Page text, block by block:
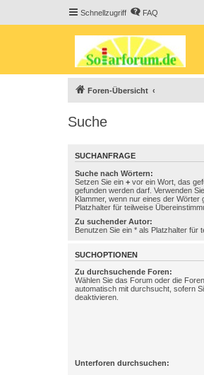
Schnellzugriff FAQ
Foren-Übersicht
Suche
SUCHANFRAGE
Suche nach Wörtern:
Setzen Sie ein + vor ein Wort, das
gefunden werden darf. Verwenden
Klammer, wenn nur eines der
Platzhalter für teilweise
Zu suchender Autor:
Benutzen Sie ein * als Platzhalter für
SUCHOPTIONEN
Zu durchsuchende Foren:
Wählen Sie das Forum oder die
automatisch mit durchsucht, sofern
deaktivieren.
Unterforen durchsuchen: